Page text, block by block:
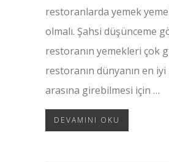
restoranlarda yemek
olmalı. Şahsi düşünceme
restoranın yemekleri çok
restoranın dünyanın en
arasına girebilmesi için …
DEVAMINI OKU